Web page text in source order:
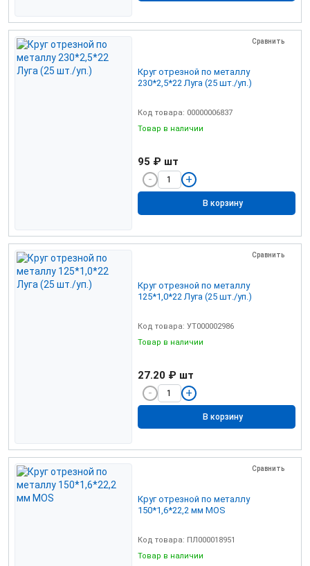
Сравнить
Круг отрезной по металлу
230*2,5*22 Луга (25 шт./уп.)
Код товара: 00000006837
Товар в наличии
95 ₽ шт
В корзину
Сравнить
Круг отрезной по металлу
125*1,0*22 Луга (25 шт./уп.)
Код товара: УТ000002986
Товар в наличии
27.20 ₽ шт
В корзину
Сравнить
Круг отрезной по металлу
150*1,6*22,2 мм MOS
Код товара: ПЛ000018951
Товар в наличии